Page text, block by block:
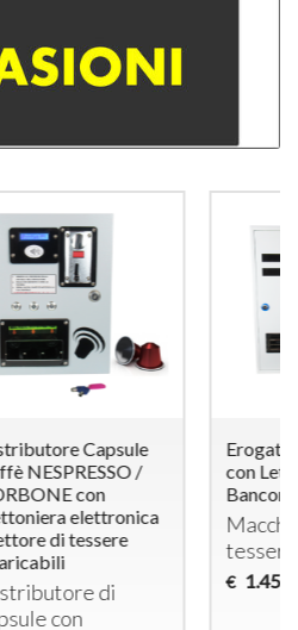
Erogatore di TESSERE -
con Lettore di
Banconote e Monete
Macchina che eroga
tessere
1.450